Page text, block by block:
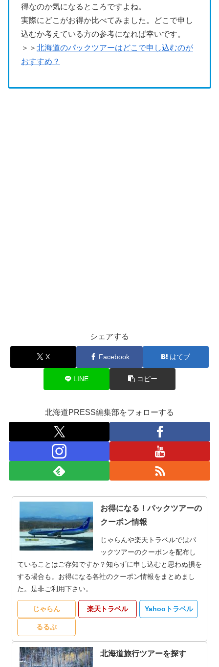
得なのか気になるところですよね。
実際にどこがお得か比べてみました。どこで申し
込むか考えている方の参考になれば幸いです。
＞＞ 北海道のパックツアーはどこで申し込むのが
おすすめ？
シェアする
X Facebook はてブ
LINE コピー
北海道PRESS編集部をフォローする
お得になる！パックツアーの
クーポン情報
じゃらんや楽天トラベルではパ
ックツアーのクーポンを配布し
ていることはご存知ですか？知らずに申し込むと思わぬ損を
する場合も。お得になる各社のクーポン情報をまとめまし
た。是非ご利用下さい。
じゃらん 楽天トラベル Yahooトラベル
るるぶ
北海道旅行ツアーを探す